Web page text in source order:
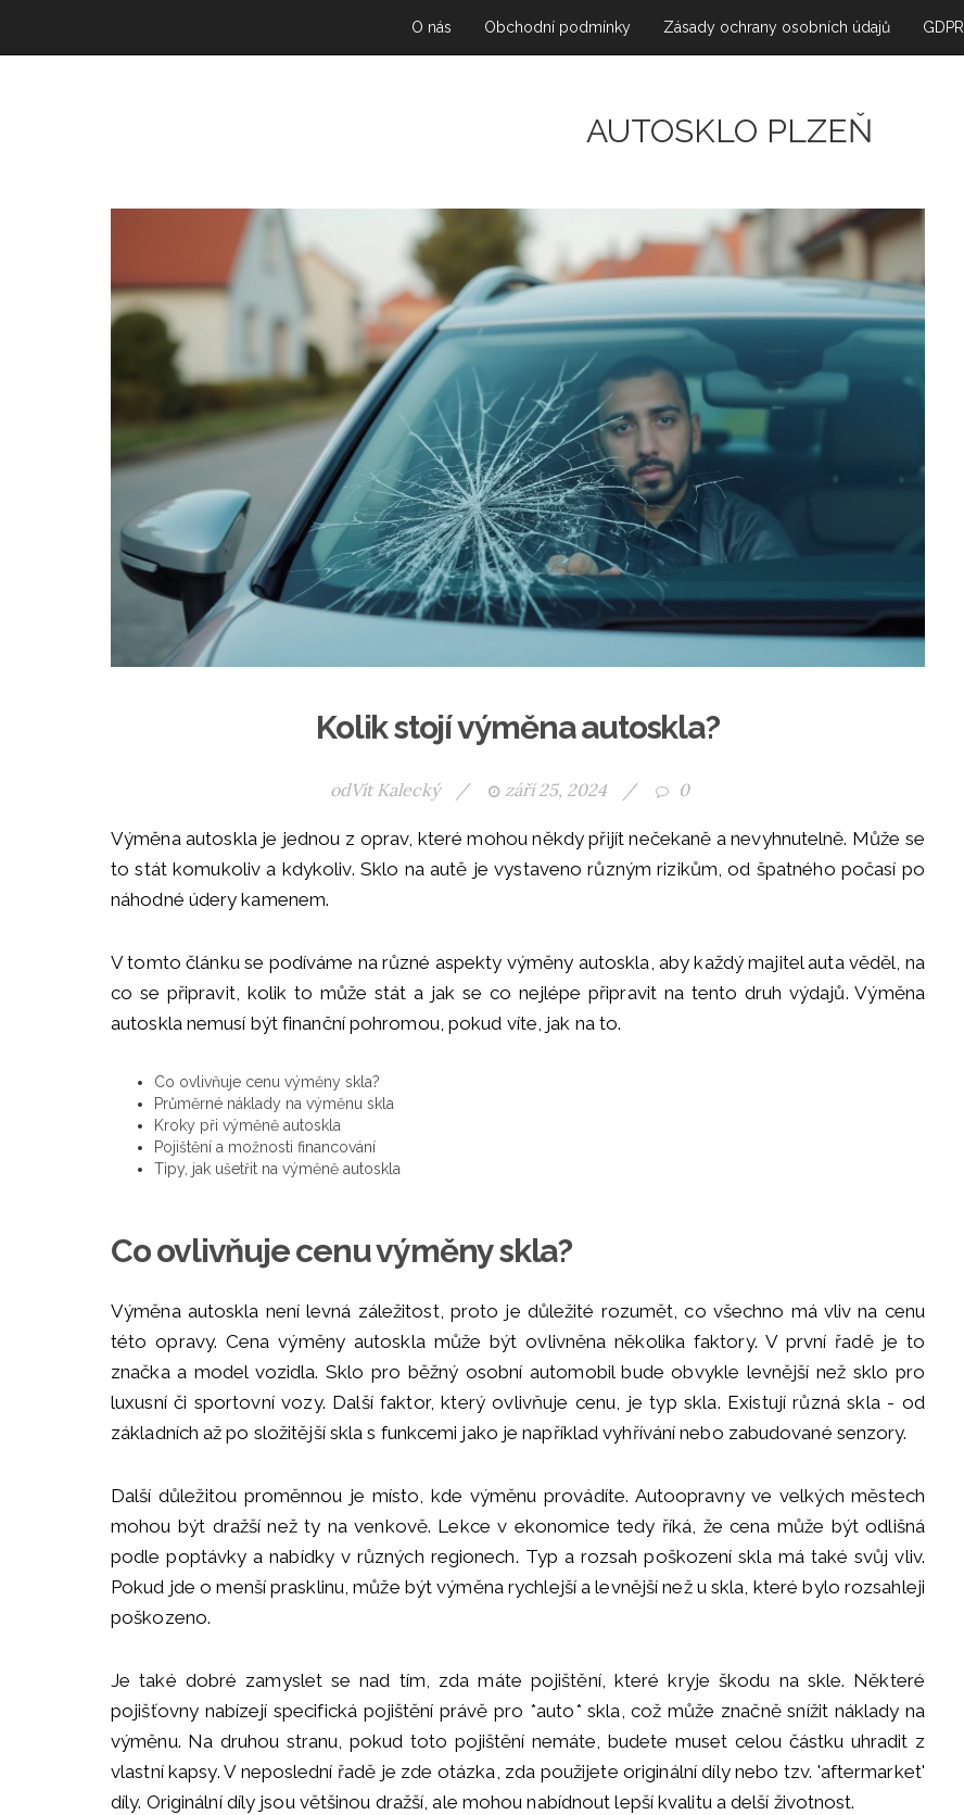
O nás Obchodní podmínky Zásady ochrany osobních údajů GDPR
AUTOSKLO PLZEŇ
Kolik stojí výměna autoskla?
odVít Kalecký / září 25, 2024 / 0
Výměna autoskla je jednou z oprav, které mohou někdy přijít nečekaně a nevyhnutelně. Může se
to stát komukoliv a kdykoliv. Sklo na autě je vystaveno různým rizikům, od špatného počasí po
náhodné údery kamenem.
V tomto článku se podíváme na různé aspekty výměny autoskla, aby každý majitel auta věděl, na
co se připravit, kolik to může stát a jak se co nejlépe připravit na tento druh výdajů. Výměna
autoskla nemusí být finanční pohromou, pokud víte, jak na to.
Co ovlivňuje cenu výměny skla?
Průměrné náklady na výměnu skla
Kroky při výměně autoskla
Pojištění a možnosti financování
Tipy, jak ušetřit na výměně autoskla
Co ovlivňuje cenu výměny skla?
Výměna autoskla není levná záležitost, proto je důležité rozumět, co všechno má vliv na cenu
této opravy. Cena výměny autoskla může být ovlivněna několika faktory. V první řadě je to
značka a model vozidla. Sklo pro běžný osobní automobil bude obvykle levnější než sklo pro
luxusní či sportovní vozy. Další faktor, který ovlivňuje cenu, je typ skla. Existují různá skla - od
základních až po složitější skla s funkcemi jako je například vyhřívání nebo zabudované senzory.
Další důležitou proměnnou je místo, kde výměnu provádíte. Autoopravny ve velkých městech
mohou být dražší než ty na venkově. Lekce v ekonomice tedy říká, že cena může být odlišná
podle poptávky a nabídky v různých regionech. Typ a rozsah poškození skla má také svůj vliv.
Pokud jde o menší prasklinu, může být výměna rychlejší a levnější než u skla, které bylo rozsahleji
poškozeno.
Je také dobré zamyslet se nad tím, zda máte pojištění, které kryje škodu na skle. Některé
pojišťovny nabízejí specifická pojištění právě pro *auto* skla, což může značně snížit náklady na
výměnu. Na druhou stranu, pokud toto pojištění nemáte, budete muset celou částku uhradit z
vlastní kapsy. V neposlední řadě je zde otázka, zda použijete originální díly nebo tzv. 'aftermarket'
díly. Originální díly jsou většinou dražší, ale mohou nabídnout lepší kvalitu a delší životnost.